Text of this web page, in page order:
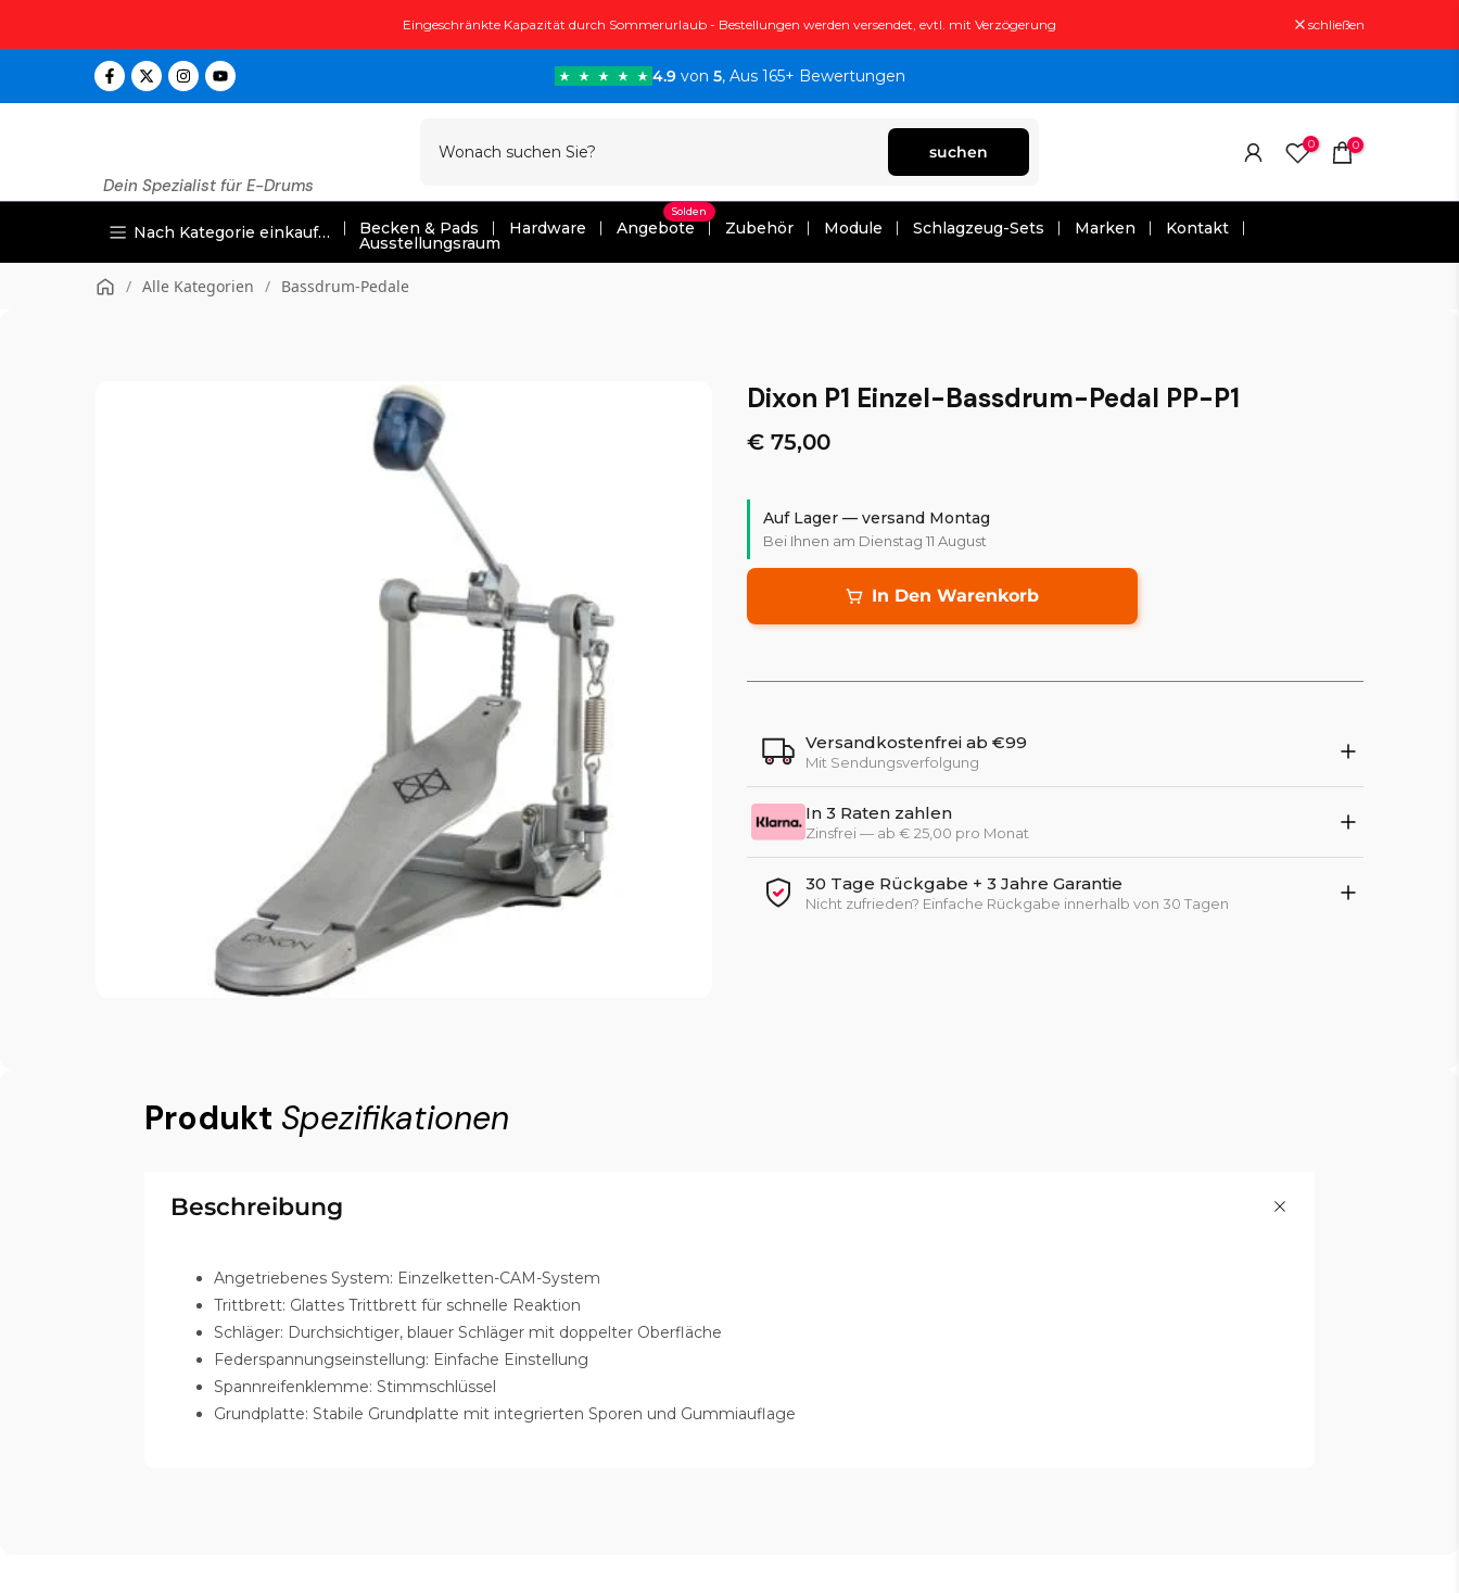
Inhalt
Eingeschränkte Kapazität durch Sommerurlaub - Bestellungen werden versendet, evtl. mit Verzögerung schließen
4.9von 5, Aus 165+ Bewertungen
Dein Spezialist für E-Drums
suchen 0 0
Nach Kategorie einkaufen Becken & Pads Hardware Angebote
Solden
Zubehör Module Schlagzeug-Sets Marken Kontakt
Ausstellungsraum
/ Alle Kategorien / Bassdrum-Pedale
Dixon P1 Einzel-Bassdrum-Pedal PP-P1
€ 75,00
Auf Lager — versand Montag
Bei Ihnen am Dienstag 11 August
In Den Warenkorb
Versandkostenfrei ab €99
Mit Sendungsverfolgung
In 3 Raten zahlen
Zinsfrei — ab € 25,00 pro Monat
30 Tage Rückgabe + 3 Jahre Garantie
Nicht zufrieden? Einfache Rückgabe innerhalb von 30 Tagen
Produkt Spezifikationen
Beschreibung
Angetriebenes System: Einzelketten-CAM-System
Trittbrett: Glattes Trittbrett für schnelle Reaktion
Schläger: Durchsichtiger, blauer Schläger mit doppelter Oberfläche
Federspannungseinstellung: Einfache Einstellung
Spannreifenklemme: Stimmschlüssel
Grundplatte: Stabile Grundplatte mit integrierten Sporen und Gummiauflage